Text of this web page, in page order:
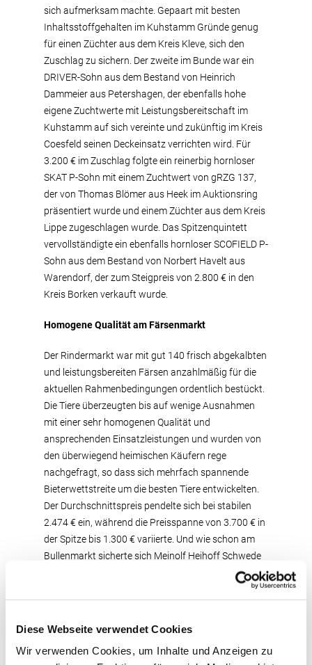
Diese Webseite verwendet Cookies
Wir verwenden Cookies, um Inhalte und Anzeigen zu
sich aufmerksam machte. Gepaart mit besten
Inhaltsstoffgehalten im Kuhstamm Gründe genug
für einen Züchter aus dem Kreis Kleve, sich den
Zuschlag zu sichern. Der zweite im Bunde war ein
DRIVER-Sohn aus dem Bestand von Heinrich
Dammeier aus Petershagen, der ebenfalls hohe
eigene Zuchtwerte mit Leistungsbereitschaft im
Kuhstamm auf sich vereinte und zukünftig im Kreis
Coesfeld seinen Deckeinsatz verrichten wird. Für
3.200 € im Zuschlag folgte ein reinerbig hornloser
SKAT P-Sohn mit einem Zuchtwert von gRZG 137,
der von Thomas Blömer aus Heek im Auktionsring
präsentiert wurde und einem Züchter aus dem Kreis
Lippe zugeschlagen wurde. Das Spitzenquintett
vervollständigte ein ebenfalls hornloser SCOFIELD P-
Sohn aus dem Bestand von Norbert Havelt aus
Warendorf, der zum Steigpreis von 2.800 € in den
Kreis Borken verkauft wurde.
Homogene Qualität am Färsenmarkt
Der Rindermarkt war mit gut 140 frisch abgekalbten
und leistungsbereiten Färsen anzahlmäßig für die
aktuellen Rahmenbedingungen ordentlich bestückt.
Die Tiere überzeugten bis auf wenige Ausnahmen
mit einer sehr homogenen Qualität und
ansprechenden Einsatzleistungen und wurden von
den überwiegend heimischen Käufern rege
nachgefragt, so dass sich mehrfach spannende
Bieterwettstreite um die besten Tiere entwickelten.
Der Durchschnittspreis pendelte sich bei stabilen
2.474 € ein, während die Preisspanne von 3.700 € in
der Spitze bis 1.300 € variierte. Und wie schon am
Bullenmarkt sicherte sich Meinolf Heihoff Schwede
Spitzenpreis, diesmal mit einer hornlosen Macho PP-
leistungsstarken JULANDY-Mutter VG 87 mit besten